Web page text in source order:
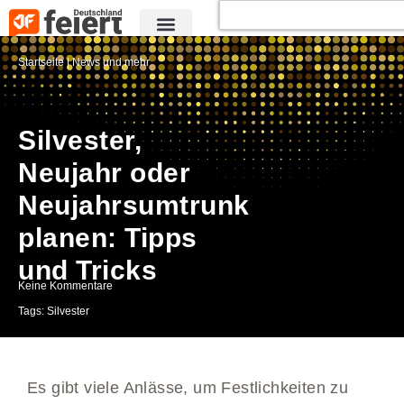
Startseite|News und mehr
Silvester,
Neujahr oder
Neujahrsumtrunk
planen: Tipps
und Tricks
Keine Kommentare
Tags: Silvester
Es gibt viele Anlässe, um Festlichkeiten zu